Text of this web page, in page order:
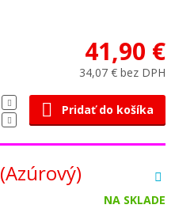
41,90 €
34,07 € bez DPH
Pridať do košíka
(Azúrový)
NA SKLADE